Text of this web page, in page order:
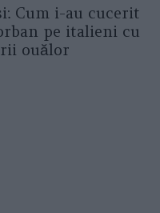
Cum i-au cucerit
pe italieni cu
ouălor